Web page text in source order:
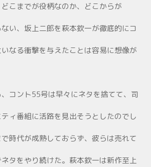
こまでが役柄なのか、どこからが
ない、坂上二郎を萩本欽一が徹底的にコ
なる衝撃を与えたことは容易に想像が
コント55号は早々にネタを捨てて、司
ィ番組に活路を見出そうとしたのでし
時代が成熟しておらず、彼らは売れて
タをやり続けた。萩本欽一は新作至上